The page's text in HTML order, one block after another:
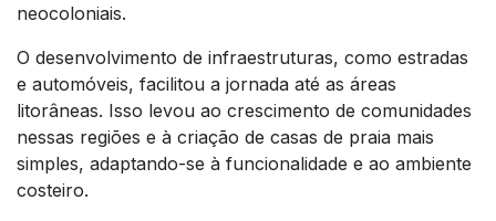
neocoloniais.
O desenvolvimento de infraestruturas, como estradas
e automóveis, facilitou a jornada até as áreas
litorâneas. Isso levou ao crescimento de comunidades
nessas regiões e à criação de casas de praia mais
simples, adaptando-se à funcionalidade e ao ambiente
costeiro.